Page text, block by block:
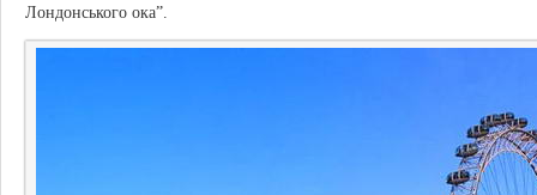
Лондонського ока”.